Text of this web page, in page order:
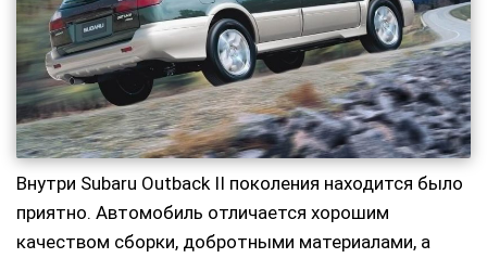
Внутри Subaru Outback II поколения находится было
приятно. Автомобиль отличается хорошим
качеством сборки, добротными материалами, а